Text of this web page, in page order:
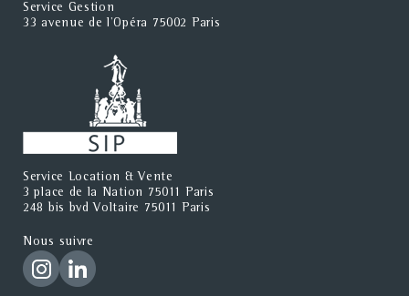
Service Gestion
33 avenue de l'Opéra 75002 Paris
Service Location & Vente
3 place de la Nation 75011 Paris
248 bis bvd Voltaire 75011 Paris
Nous suivre